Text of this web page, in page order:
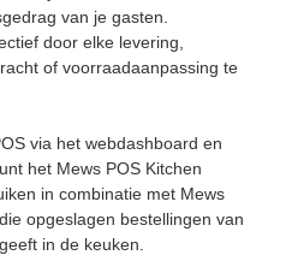
van je gasten.
door elke levering,
of voorraadaanpassing te
via het webdashboard en
het Mews POS Kitchen
in combinatie met Mews
opgeslagen bestellingen van
in de keuken.